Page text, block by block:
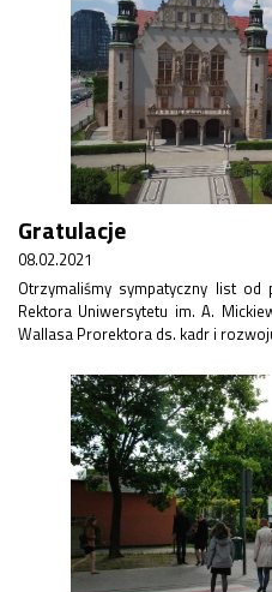
Gratulacje
08.02.2021
Otrzymaliśmy sympatyczny list od
Rektora Uniwersytetu im. A.
Wallasa Prorektora ds. kadr i